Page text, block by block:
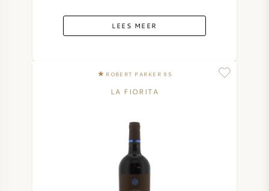
LEES MEER
ROBERT PARKER 95
LA FIORITA